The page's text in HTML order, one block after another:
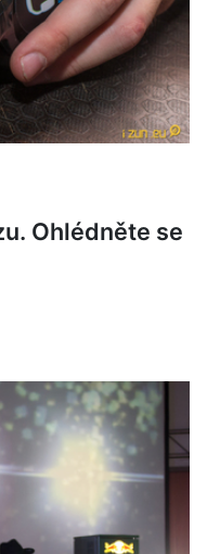
Ohlédněte se